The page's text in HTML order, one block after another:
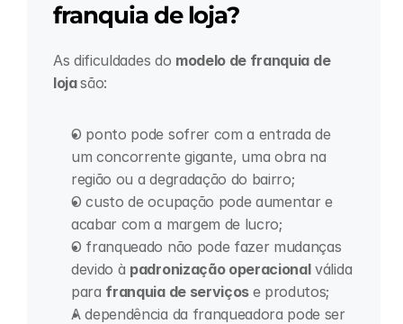
franquia de loja?
As dificuldades do modelo de franquia de
loja são:
O ponto pode sofrer com a entrada de
um concorrente gigante, uma obra na
região ou a degradação do bairro;
O custo de ocupação pode aumentar e
acabar com a margem de lucro;
O franqueado não pode fazer mudanças
devido à padronização operacional válida
para franquia de serviços e produtos;
A dependência da franqueadora pode ser